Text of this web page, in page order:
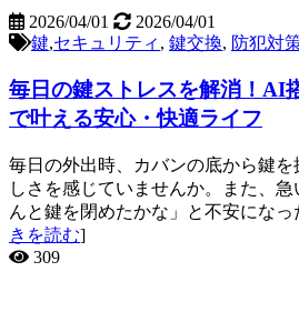
2026/04/01
2026/04/01
鍵,セキュリティ , 鍵交換, 防犯対
毎日の鍵ストレスを解消！AI
で叶える安心・快適ライフ
毎日の外出時、カバンの底から鍵
しさを感じていませんか。また、
んと鍵を閉めたかな」と不安にな
きを読む]
309